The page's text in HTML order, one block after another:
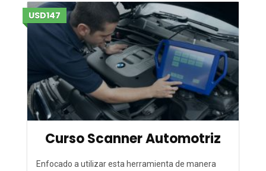
USD147
Curso Scanner Automotriz
Enfocado a utilizar esta herramienta de manera